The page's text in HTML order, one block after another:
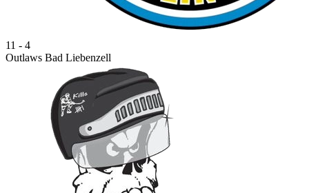
11 - 4
Outlaws Bad Liebenzell